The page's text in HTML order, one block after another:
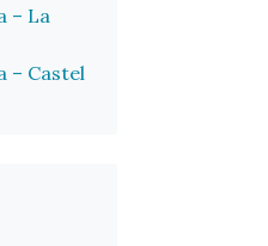
– La
– Castel